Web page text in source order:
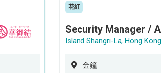
花紅
Island Shangri-La, Hong Kong
金鐘